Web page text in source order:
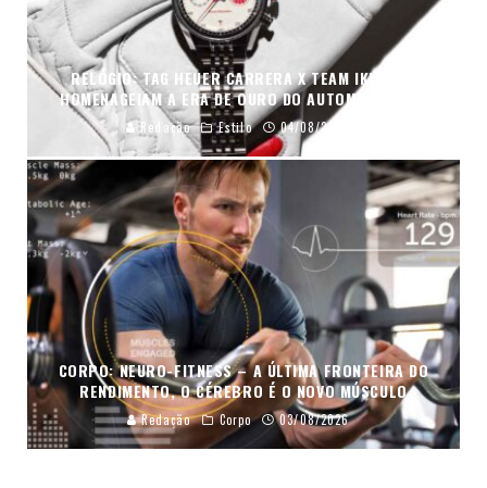
RELÓGIO: TAG HEUER CARRERA X TEAM IKUZAWA
HOMENAGEIAM A ERA DE OURO DO AUTOMOBILISMO
Redação Estilo 04/08/2026
CORPO: NEURO-FITNESS – A ÚLTIMA FRONTEIRA DO
RENDIMENTO, O CÉREBRO É O NOVO MÚSCULO
Redação Corpo 03/08/2026